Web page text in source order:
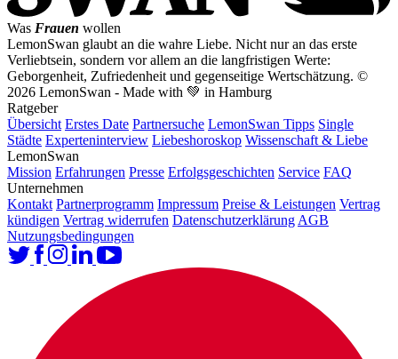
Was Frauen wollen
LemonSwan glaubt an die wahre Liebe. Nicht nur an das erste
Verliebtsein, sondern vor allem an die langfristigen Werte:
Geborgenheit, Zufriedenheit und gegenseitige Wertschätzung. ©
2026 LemonSwan - Made with 💚 in Hamburg
Ratgeber
Übersicht Erstes Date Partnersuche LemonSwan Tipps Single
Städte Experteninterview Liebeshoroskop Wissenschaft & Liebe
LemonSwan
Mission Erfahrungen Presse Erfolgsgeschichten Service FAQ
Unternehmen
Kontakt Partnerprogramm Impressum Preise & Leistungen Vertrag
kündigen Vertrag widerrufen Datenschutzerklärung AGB
Nutzungsbedingungen